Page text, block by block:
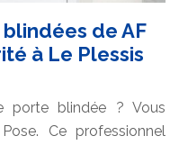
de AF
à Le Plessis
porte blindée ? Vous
Ce professionnel